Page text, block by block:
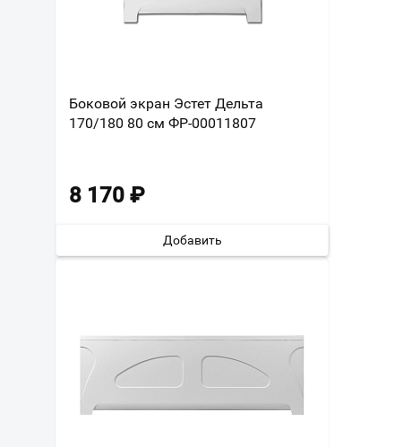
Боковой экран Эстет Дельта
170/180 80 см ФР-00011807
8 170 ₽
Добавить